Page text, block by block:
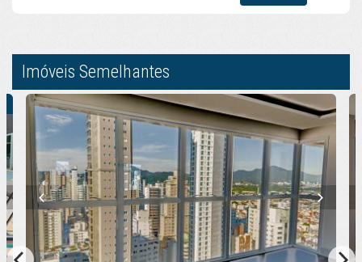
Imóveis Semelhantes